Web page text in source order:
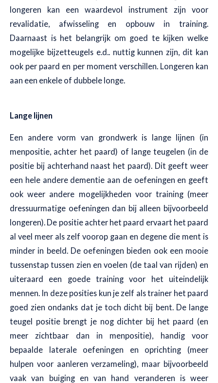
longeren kan een waardevol instrument zijn voor
revalidatie, afwisseling en opbouw in training.
Daarnaast is het belangrijk om goed te kijken welke
mogelijke bijzetteugels e.d.. nuttig kunnen zijn, dit kan
ook per paard en per moment verschillen. Longeren kan
aan een enkele of dubbele longe.
Lange lijnen
Een andere vorm van grondwerk is lange lijnen (in
menpositie, achter het paard) of lange teugelen (in de
positie bij achterhand naast het paard). Dit geeft weer
een hele andere dementie aan de oefeningen en geeft
ook weer andere mogelijkheden voor training (meer
dressuurmatige oefeningen dan bij alleen bijvoorbeeld
longeren). De positie achter het paard ervaart het paard
al veel meer als zelf voorop gaan en degene die ment is
minder in beeld. De oefeningen bieden ook een mooie
tussenstap tussen zien en voelen (de taal van rijden) en
uiteraard een goede training voor het uiteindelijk
mennen. In deze posities kun je zelf als trainer het paard
goed zien ondanks dat je toch dicht bij bent. De lange
teugel positie brengt je nog dichter bij het paard (en
meer zichtbaar dan in menpositie), handig voor
bepaalde laterale oefeningen en oprichting (meer
hulpen voor aanleren verzameling), maar bijvoorbeeld
vaak van buiging en van hand veranderen is weer